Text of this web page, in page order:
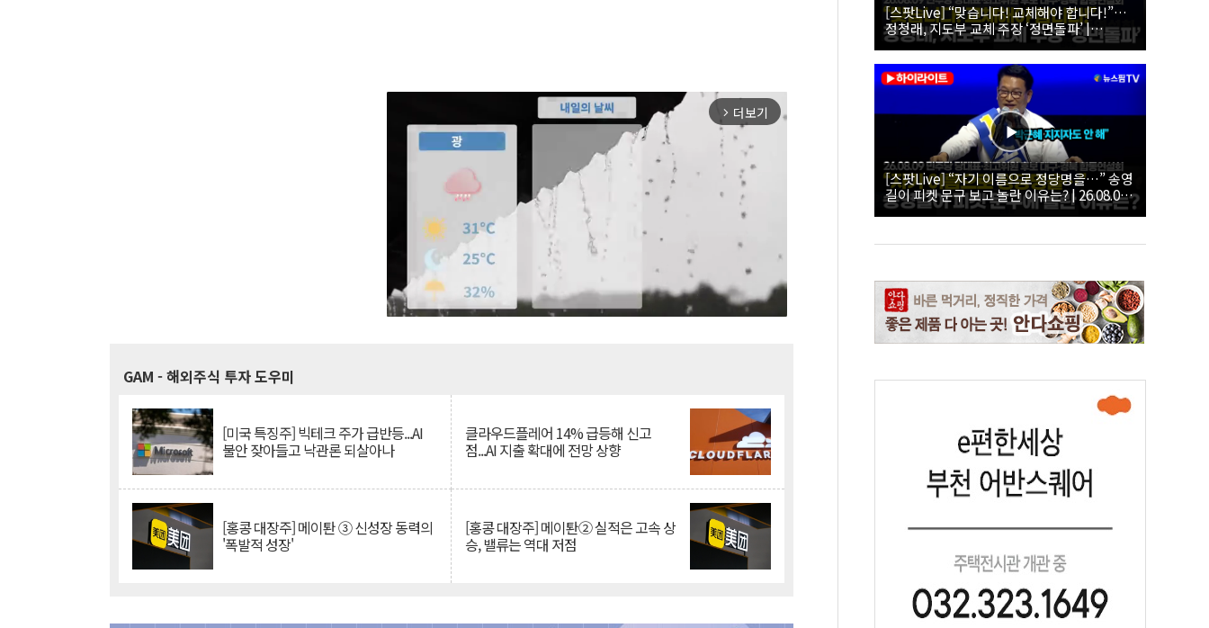
arrow_forward_ios 더보기
GAM - 해외주식 투자 도우미
[미국 특징주] 빅테크 주가 급반등...AI
불안 잦아들고 낙관론 되살아나
클라우드플레어 14% 급등해 신고
점...AI 지출 확대에 전망 상향
[홍콩 대장주] 메이퇀 ③ 신성장 동력의
'폭발적 성장'
[홍콩 대장주] 메이퇀② 실적은 고속 상
승, 밸류는 역대 저점
[스팟Live] “맞습니다! 교체해야 합니다!”…
정청래, 지도부 교체 주장 ‘정면돌파’ |
26.08.09 더불어민주당 당대표·최고위원 후
보 대구·경북 합동연설회
[스팟Live] “자기 이름으로 정당명을…” 송영
길이 피켓 문구 보고 놀란 이유는? | 26.08.09
더불어민주당 당대표·최고위원 후보 대구·경